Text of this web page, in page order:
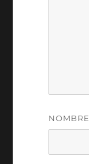
NOMBRE